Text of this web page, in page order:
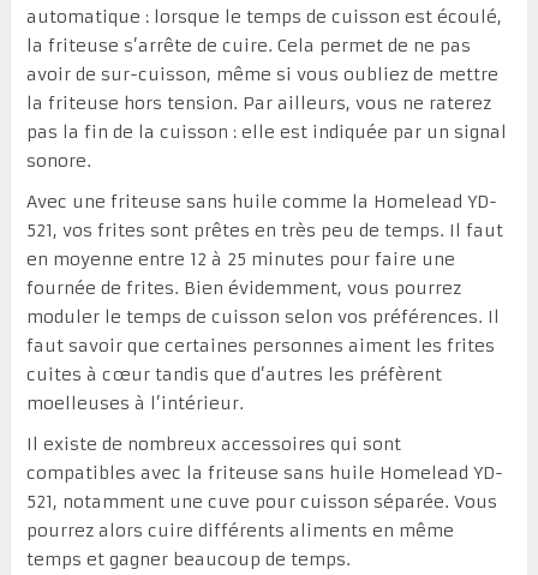
automatique : lorsque le temps de cuisson est écoulé,
la friteuse s’arrête de cuire. Cela permet de ne pas
avoir de sur-cuisson, même si vous oubliez de mettre
la friteuse hors tension. Par ailleurs, vous ne raterez
pas la fin de la cuisson : elle est indiquée par un signal
sonore.
Avec une friteuse sans huile comme la Homelead YD-
521, vos frites sont prêtes en très peu de temps. Il faut
en moyenne entre 12 à 25 minutes pour faire une
fournée de frites. Bien évidemment, vous pourrez
moduler le temps de cuisson selon vos préférences. Il
faut savoir que certaines personnes aiment les frites
cuites à cœur tandis que d’autres les préfèrent
moelleuses à l’intérieur.
Il existe de nombreux accessoires qui sont
compatibles avec la friteuse sans huile Homelead YD-
521, notamment une cuve pour cuisson séparée. Vous
pourrez alors cuire différents aliments en même
temps et gagner beaucoup de temps.